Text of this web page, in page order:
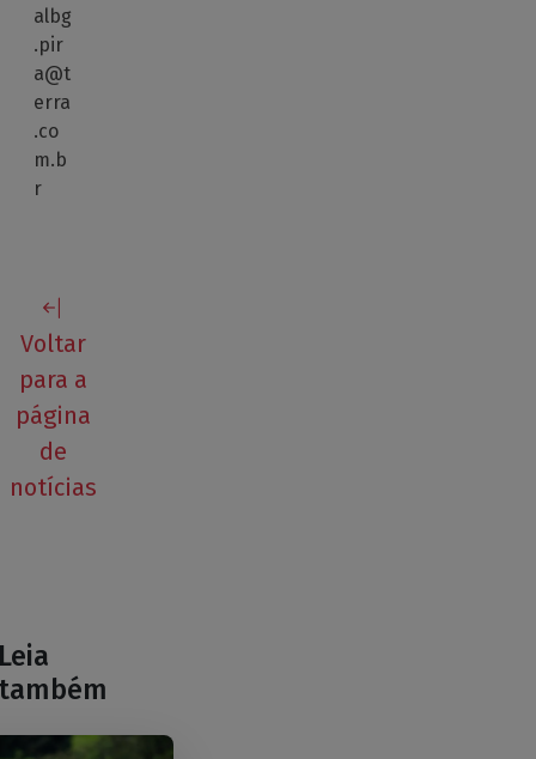
albg
.pir
a@t
erra
.co
m.b
r
Voltar
para a
página
de
notícias